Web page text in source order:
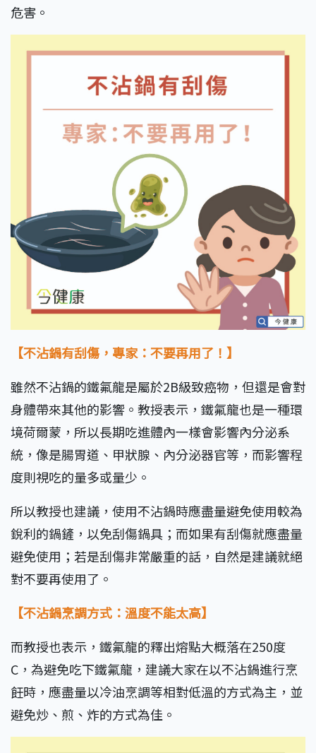
危害。
【不沾鍋有刮傷，專家：不要再用了！】
雖然不沾鍋的鐵氟龍是屬於2B級致癌物，但還是會對
身體帶來其他的影響。教授表示，鐵氟龍也是一種環
境荷爾蒙，所以長期吃進體內一樣會影響內分泌系
統，像是腸胃道、甲狀腺、內分泌器官等，而影響程
度則視吃的量多或量少。
所以教授也建議，使用不沾鍋時應盡量避免使用較為
銳利的鍋鏟，以免刮傷鍋具；而如果有刮傷就應盡量
避免使用；若是刮傷非常嚴重的話，自然是建議就絕
對不要再使用了。
【不沾鍋烹調方式：溫度不能太高】
而教授也表示，鐵氟龍的釋出熔點大概落在250度
C，為避免吃下鐵氟龍，建議大家在以不沾鍋進行烹
飪時，應盡量以冷油烹調等相對低溫的方式為主，並
避免炒、煎、炸的方式為佳。